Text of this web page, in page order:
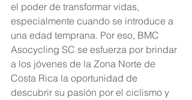
el poder de transformar vidas,
especialmente cuando se introduce a
una edad temprana. Por eso, BMC
Asocycling SC se esfuerza por brindar
a los jóvenes de la Zona Norte de
Costa Rica la oportunidad de
descubrir su pasión por el ciclismo y